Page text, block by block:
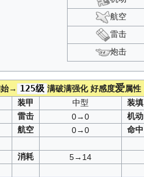
航空
雷击
炮击
→ 125级 满破满强化好感度爱属性
装甲 中型 装填
雷击 0→0 机动
航空 0→0 命中
消耗
5→14